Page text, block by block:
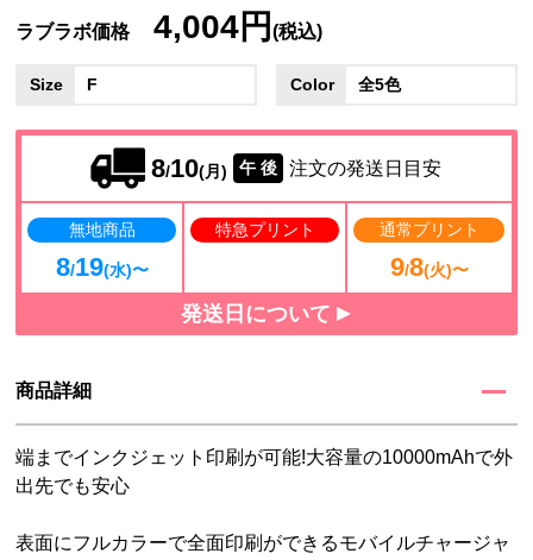
ラブラボ価格 4,004円(税込)
Size F Color 全5色
8/10(月) 午 後 注文の発送日目安
無地商品
8/19(水)〜
特急プリント 通常プリント
9/8(火)〜
発送日について
商品詳細
端までインクジェット印刷が可能!大容量の10000mAhで外
出先でも安心
表面にフルカラーで全面印刷ができるモバイルチャージャ